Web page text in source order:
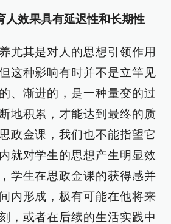
人效果具有延迟性和长期性
尤其是对人的思想引领作用
这种影响有时并不是立竿见
、渐进的，是一种量变的过
地积累，才能达到最终的质
政金课，我们也不能指望它
就对学生的思想产生明显效
学生在思政金课的获得感并
内形成，极有可能在他将来
，或者在后续的生活实践中